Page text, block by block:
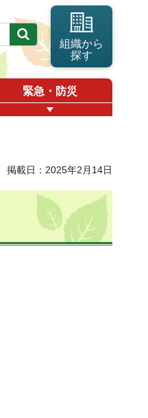
組織から
探す
緊急・防災
掲載日：2025年2月14日